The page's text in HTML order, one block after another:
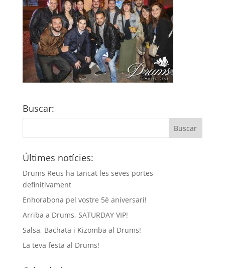
Buscar:
Últimes notícies:
Drums Reus ha tancat les seves portes
definitivament
Enhorabona pel vostre 5è aniversari!
Arriba a Drums, SATURDAY VIP!
Salsa, Bachata i Kizomba al Drums!
La teva festa al Drums!